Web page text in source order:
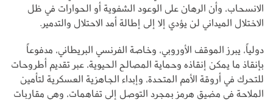
الانسحاب، وأن الرهان على الوعود الشفوية أو الحوارات في ظل
الاختلال الميداني لن يؤدي إلا إلى إطالة أمد الاحتلال والتدمير.
دولياً، يبرز الموقف الأوروبي، وخاصة الفرنسي البريطاني، مدفوعاً
بإنقاذ ما يمكن إنقاذه وحماية المصالح الحيوية، عبر تقديم أطروحات
للتحرك في أروقة الأمم المتحدة، وإبداء الجاهزية العسكرية لتأمين
الملاحة في مضيق هرمز بمجرد التوصل إلى تفاهمات، وهي مقاربات